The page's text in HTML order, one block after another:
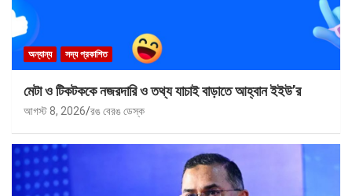
অন্যান্য সদ্য প্রকাশিত
মেটা ও টিকটককে নজরদারি ও তথ্য যাচাই বাড়াতে আহ্বান ইইউ’র
আগস্ট 8, 2026 রঙ বেরঙ ডেস্ক